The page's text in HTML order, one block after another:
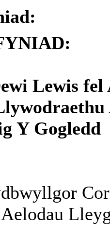
Lewis
Y Gogledd